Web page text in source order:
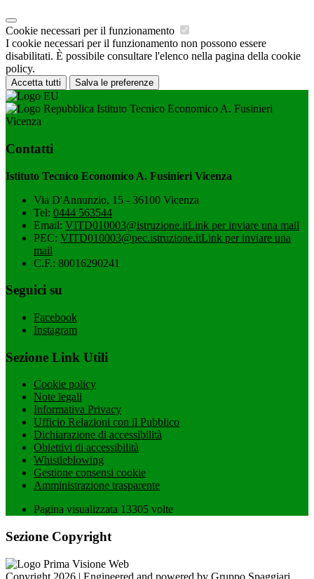
Cookie necessari per il funzionamento
I cookie necessari per il funzionamento non possono essere
disabilitati. È possibile consultare l'elenco nella pagina della cookie
policy.
Accetta tutti Salva le preferenze
Istituto Tecnico Economico A. Fusinieri
Vicenza
Contatti
Istituto Tecnico Economico A. Fusinieri Vicenza
Via D'Annunzio, 15 - 36100 Vicenza
Tel: 0444 563544
Email: VITD010003@istruzione.itLink per inviare una mail
PEC: VITD010003@pec.istruzione.itLink per inviare una
mail
C.F.: 80016290241
Seguici su
Facebook
Instagram
Sezione Link Utili
Cookie policy
Note legali
Informativa Privacy
Ufficio Relazioni con il Pubblico
Dichiarazione di accessibilità
Obiettivi di accessibilità
Whistleblowing
Gestione consensi cookie
Amministrazione trasparente
Pagina visualizzata 13305 volte
Sezione Copyright
Copyright 2026 | Engineered and powered by Gruppo Spaggiari